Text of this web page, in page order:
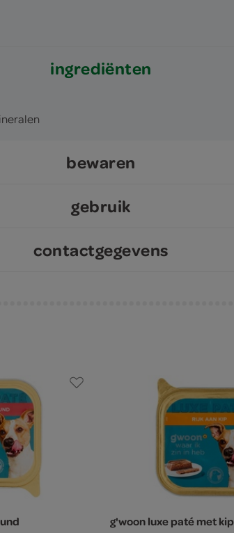
ingrediënten
bewaren
gebruik
contactgegevens
g'woon luxe paté met kip